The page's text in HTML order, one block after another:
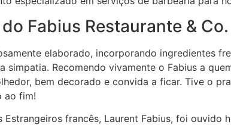
Fabius Restaurante & Co.
elaborado, incorporando ingredientes
Recomendo vivamente o Fabius a
bem decorado e convida a ficar. Tive o
ao fim!
francês, Laurent Fabius, foi ouvido